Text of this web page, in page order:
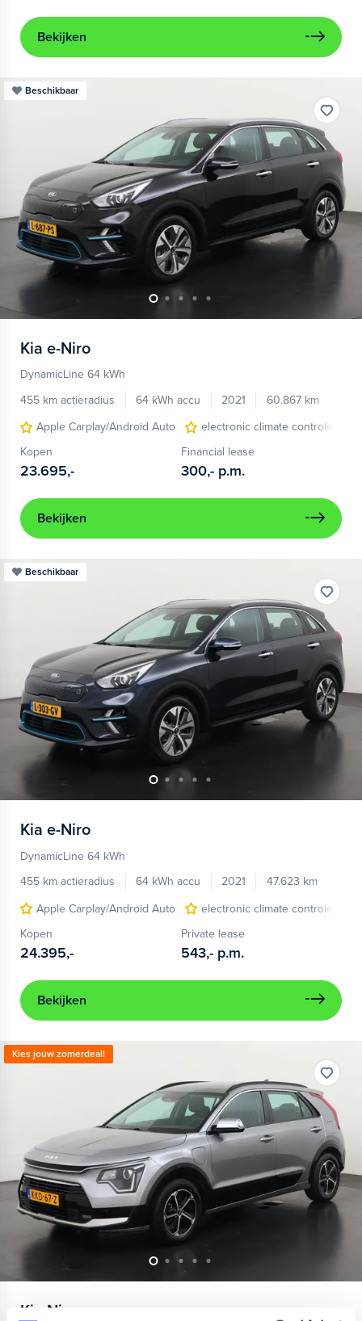
Bekijken
Beschikbaar
Kia e-Niro
DynamicLine 64 kWh
455 km actieradius
64 kWh accu 2021
60.867 km
Apple Carplay/Android Auto
electronic climate controle
Kopen
23.695,-
Financial lease
300,- p.m.
Bekijken
Beschikbaar
Kia e-Niro
DynamicLine 64 kWh
455 km actieradius
64 kWh accu 2021
47.623 km
Apple Carplay/Android Auto
electronic climate controle
Kopen
24.395,-
Private lease
543,- p.m.
Bekijken
Kies jouw zomerdeal!
Kia Niro